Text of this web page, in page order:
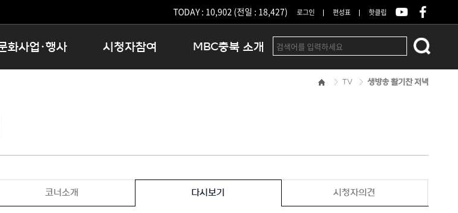
TODAY : 10,902 (전일 : 18,427) 로그인 편성표 핫클립
화사업·행사
노래교실
화탐방
북도 음식문화페스타
생명쌀 대청호마라톤
시청자참여 MBC충북 소개
오시는길
결산공고
TV 생방송 활기찬 저녁
코너소개 다시보기 시청자의견